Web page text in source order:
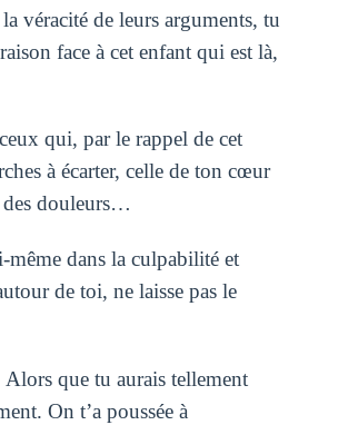
véracité de leurs arguments, tu
face à cet enfant qui est là,
qui, par le rappel de cet
à écarter, celle de ton cœur
des douleurs…
même dans la culpabilité et
de toi, ne laisse pas le
que tu aurais tellement
On t’a poussée à